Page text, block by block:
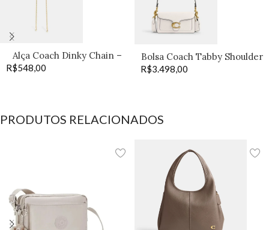
Alça Coach Dinky Chain –
R$548,00
Bolsa Coach Tabby Shoulder
R$3.498,00
PRODUTOS RELACIONADOS